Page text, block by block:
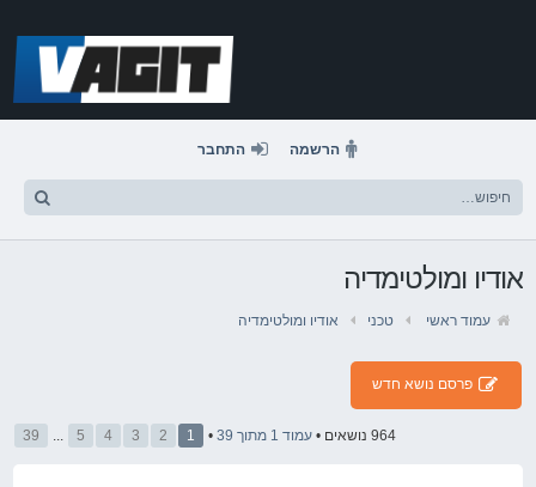
הרשמה התחבר
אודיו ומולטימדיה
עמוד ראשי טכני אודיו ומולטימדיה
פרסם נושא חדש
964 נושאים • עמוד 1 מתוך 39
•
1
2
3
4
5
...
39